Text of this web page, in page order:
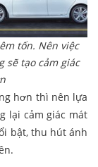
tốn. Nên việc
sẽ tạo cảm giác
hơn thì nên lựa
lại cảm giác mát
bật, thu hút ánh